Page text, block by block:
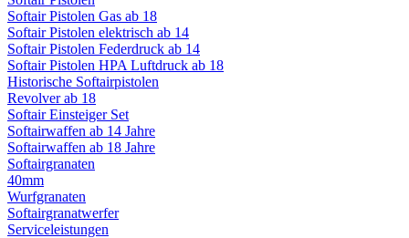
Softair Pistolen Gas ab 18
Softair Pistolen elektrisch ab 14
Softair Pistolen Federdruck ab 14
Softair Pistolen HPA Luftdruck ab 18
Historische Softairpistolen
Revolver ab 18
Softair Einsteiger Set
Softairwaffen ab 14 Jahre
Softairwaffen ab 18 Jahre
Softairgranaten
40mm
Wurfgranaten
Softairgranatwerfer
Serviceleistungen